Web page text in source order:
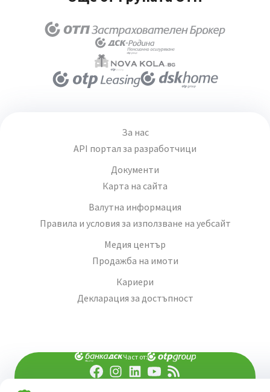
За нас
API портал за разработчици
Документи
Карта на сайта
Валутна информация
Правила и условия за използване на уебсайт
Медия център
Продажба на имоти
Кариери
Декларация за достъпност
Част от: